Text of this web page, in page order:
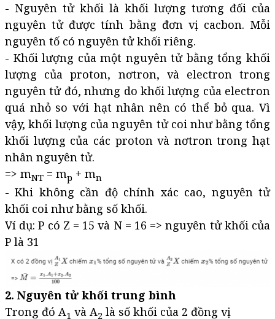
- Nguyên tử khối là khối lượng tương đối của
nguyên tử được tính bằng đơn vị cacbon. Mỗi
nguyên tố có nguyên tử khối riêng.
- Khối lượng của một nguyên tử bằng tổng khối
lượng của proton, nơtron, và electron trong
nguyên tử đó, nhưng do khối lượng của electron
quá nhỏ so với hạt nhân nên có thể bỏ qua. Vì
vậy, khối lượng của nguyên tử coi như bằng tổng
khối lượng của các proton và nơtron trong hạt
nhân nguyên tử.
=> mNT = mp + mn
- Khi không cần độ chính xác cao, nguyên tử
khối coi như bằng số khối.
Ví dụ: P có Z = 15 và N = 16 => nguyên tử khối của
P là 31
2. Nguyên tử khối trung bình
Trong đó A1 và A2 là số khối của 2 đồng vị